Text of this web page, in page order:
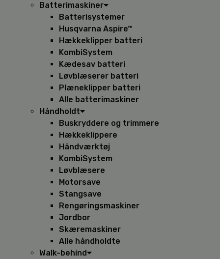
Batterimaskiner
Batterisystemer
Husqvarna Aspire™
Hækkeklipper batteri
KombiSystem
Kædesav batteri
Løvblæserer batteri
Plæneklipper batteri
Alle batterimaskiner
Håndholdt
Buskryddere og trimmere
Hækkeklippere
Håndværktøj
KombiSystem
Løvblæsere
Motorsave
Stangsave
Rengøringsmaskiner
Jordbor
Skæremaskiner
Alle håndholdte
Walk-behind